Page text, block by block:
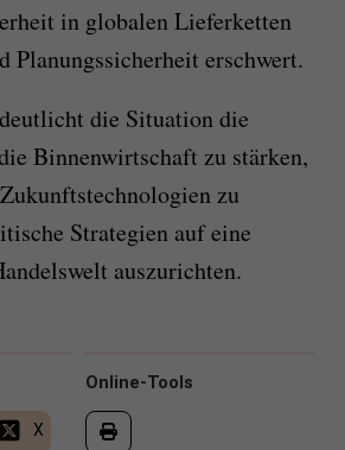
in globalen Lieferketten
Planungssicherheit erschwert.
die Situation die
Binnenwirtschaft zu stärken,
zu
Strategien auf eine
auszurichten.
Online-Tools
X